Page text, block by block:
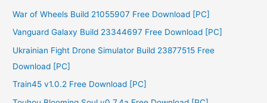
War of Wheels Build 21055907 Free Download [PC]
Vanguard Galaxy Build 23344697 Free Download [PC]
Ukrainian Fight Drone Simulator Build 23877515 Free
Download [PC]
Train45 v1.0.2 Free Download [PC]